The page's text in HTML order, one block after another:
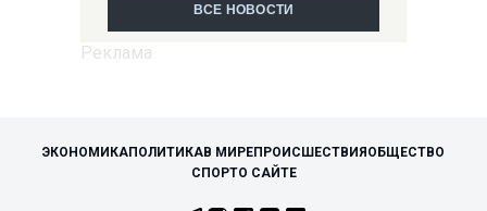
ВСЕ НОВОСТИ
ЭКОНОМИКАПОЛИТИКАВ МИРЕПРОИСШЕСТВИЯОБЩЕСТВО
СПОРТО САЙТЕ